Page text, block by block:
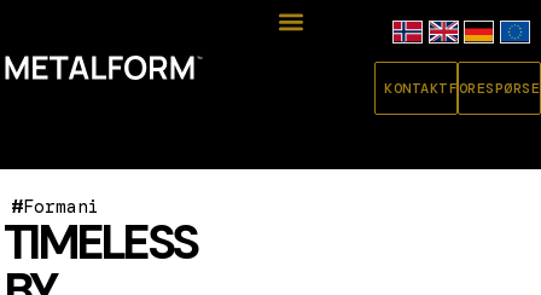
KONTAKT
#Formani
TIMELESS